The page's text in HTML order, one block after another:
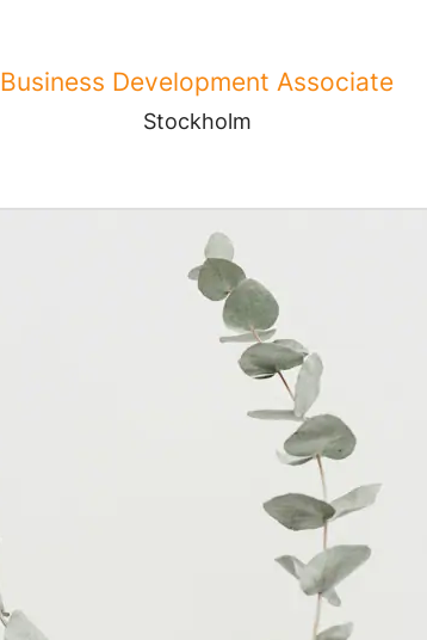
Business Development Associate
Stockholm